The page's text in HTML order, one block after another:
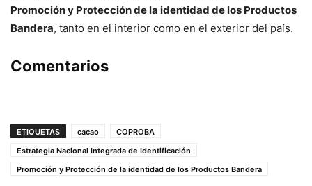
Promoción y Protección de la identidad de los Productos
Bandera, tanto en el interior como en el exterior del país.
Comentarios
ETIQUETAS cacao
COPROBA
Estrategia Nacional Integrada de Identificación
Promoción y Protección de la identidad de los Productos Bandera